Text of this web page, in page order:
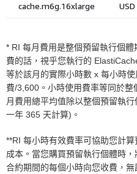
* RI 每月費用是整個預留執行個
費的話，視乎您執行的
等於該月的實際小時數 x 每小時
費/3,600。小時使用費率等同於
月費用總平均值除以整個預留執
一年 365 天計算)。
**RI 每小時有效費率可協助您計
成本。當您購買預留執行個體時
合約期間的每個小時向您收費，